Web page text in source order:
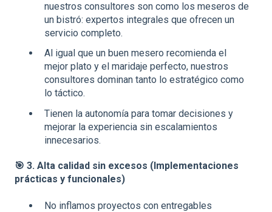
nuestros consultores son como los meseros de
un bistró: expertos integrales que ofrecen un
servicio completo.
Al igual que un buen mesero recomienda el
mejor plato y el maridaje perfecto, nuestros
consultores dominan tanto lo estratégico como
lo táctico.
Tienen la autonomía para tomar decisiones y
mejorar la experiencia sin escalamientos
innecesarios.
🎯 3. Alta calidad sin excesos (Implementaciones
prácticas y funcionales)
No inflamos proyectos con entregables